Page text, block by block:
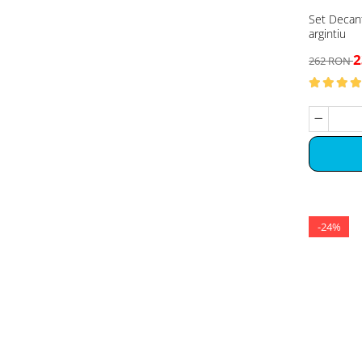
Set
argintiu
262 RON
-24%